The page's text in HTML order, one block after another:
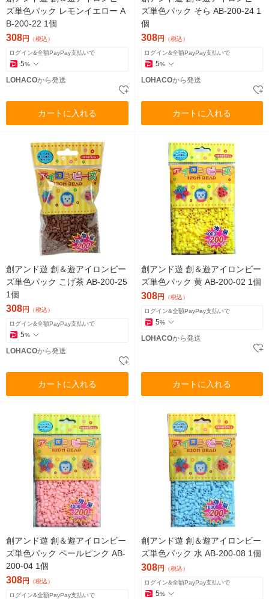
ズ単色パック レモンイエロー A
B-200-22 1個
308円 （税込）
ログイン&全額PayPay支払いで
5%
LOHACOから発送
カートに入れる
ズ単色パック そら AB-200-24 1
個
308円 （税込）
ログイン&全額PayPay支払いで
5%
LOHACOから発送
カートに入れる
創アンド遊 創＆遊アイロンビー
ズ単色パック こげ茶 AB-200-25
1個
308円 （税込）
ログイン&全額PayPay支払いで
5%
LOHACOから発送
カートに入れる
創アンド遊 創＆遊アイロンビー
ズ単色パック 黄 AB-200-02 1個
308円 （税込）
ログイン&全額PayPay支払いで
5%
LOHACOから発送
カートに入れる
創アンド遊 創＆遊アイロンビー
ズ単色パック ペールピンク AB-
200-04 1個
308円 （税込）
ログイン&全額PayPay支払いで
創アンド遊 創＆遊アイロンビー
ズ単色パック 水 AB-200-08 1個
308円 （税込）
ログイン&全額PayPay支払いで
5%